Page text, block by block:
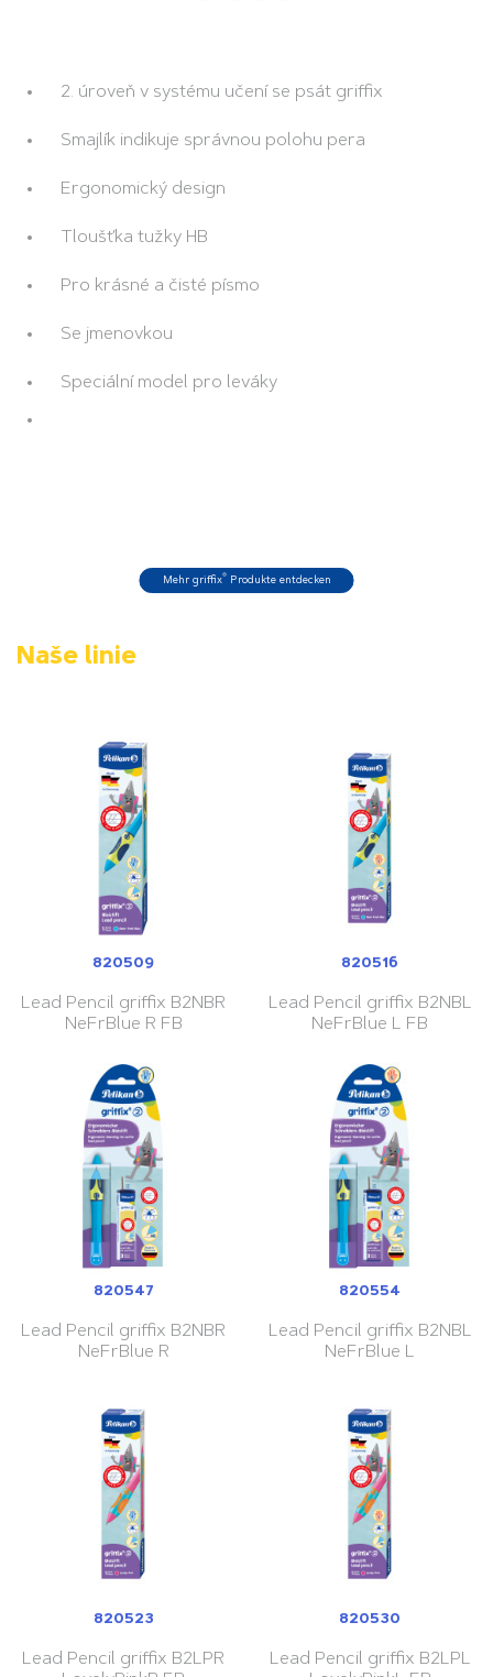
2. úroveň v systému učení se psát griffix
Smajlík indikuje správnou polohu pera
Ergonomický design
Tloušťka tužky HB
Pro krásné a čisté písmo
Se jmenovkou
Speciální model pro leváky
Mehr griffix® Produkte entdecken
Naše linie
820509
Lead Pencil griffix B2NBR
NeFrBlue R FB
820516
Lead Pencil griffix B2NBL
NeFrBlue L FB
820547
Lead Pencil griffix B2NBR
NeFrBlue R
820554
Lead Pencil griffix B2NBL
NeFrBlue L
820523
Lead Pencil griffix B2LPR
820530
Lead Pencil griffix B2LPL